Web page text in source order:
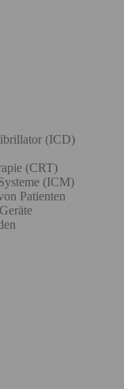
(ICD)
(CRT)
(ICM)
Patienten